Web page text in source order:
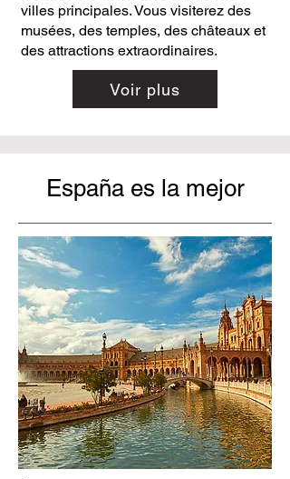
villes principales. Vous visiterez des
musées, des temples, des châteaux et
des attractions extraordinaires.
Voir plus
España es la mejor